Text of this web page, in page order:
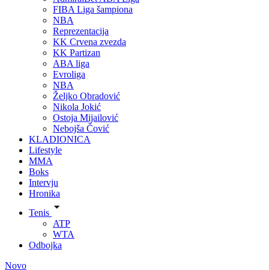
FIBA Liga šampiona
NBA
Reprezentacija
KK Crvena zvezda
KK Partizan
ABA liga
Evroliga
NBA
Željko Obradović
Nikola Jokić
Ostoja Mijailović
Nebojša Čović
KLADIONICA
Lifestyle
MMA
Boks
Intervju
Hronika
Tenis
ATP
WTA
Odbojka
Novo